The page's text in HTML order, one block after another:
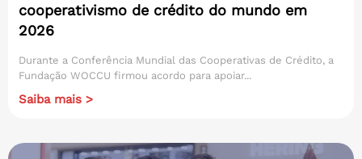
cooperativismo de crédito do mundo em
2026
Durante a Conferência Mundial das Cooperativas de Crédito, a
Fundação WOCCU firmou acordo para apoiar...
Saiba mais >